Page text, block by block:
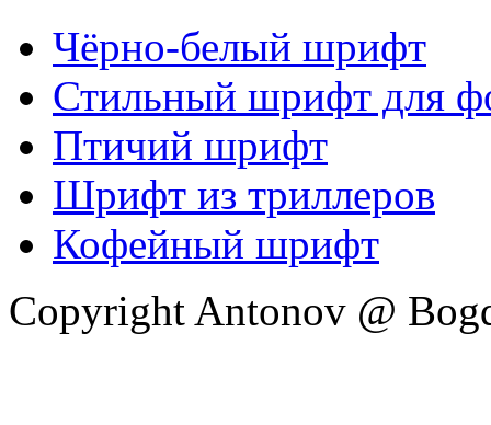
Чёрно-белый шрифт
Стильный шрифт для
Птичий шрифт
Шрифт из триллеров
Кофейный шрифт
Copyright Antonov @